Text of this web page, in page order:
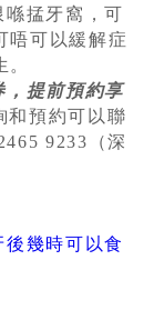
掹牙窩，可
唔可以緩解症
，提前預約享
和預約可以聯
9233（深
幾時可以食